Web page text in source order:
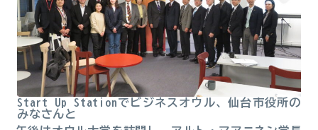
Start Up Stationでビジネスオウル、仙台市役所の
みなさんと